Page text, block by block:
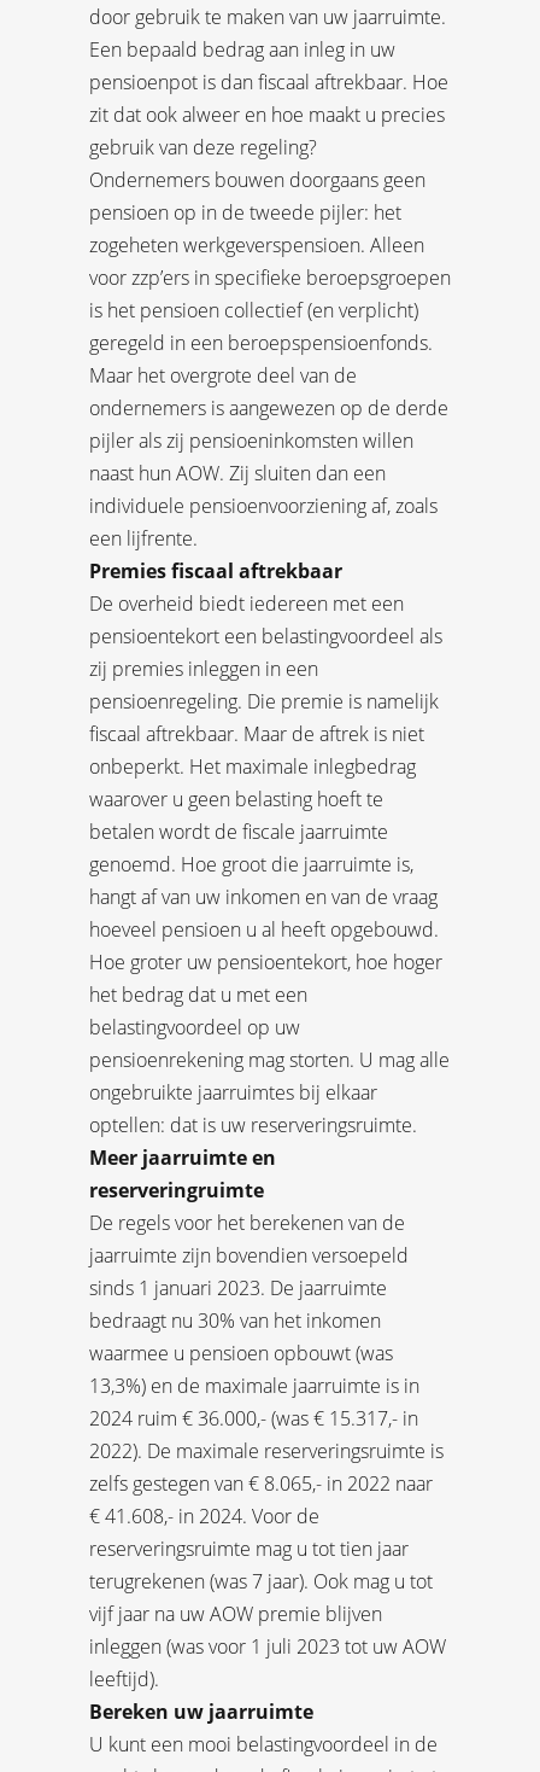
door gebruik te maken van uw jaarruimte.
Een bepaald bedrag aan inleg in uw
pensioenpot is dan fiscaal aftrekbaar. Hoe
zit dat ook alweer en hoe maakt u precies
gebruik van deze regeling?
Ondernemers bouwen doorgaans geen
pensioen op in de tweede pijler: het
zogeheten werkgeverspensioen. Alleen
voor zzp’ers in specifieke beroepsgroepen
is het pensioen collectief (en verplicht)
geregeld in een beroepspensioenfonds.
Maar het overgrote deel van de
ondernemers is aangewezen op de derde
pijler als zij pensioeninkomsten willen
naast hun AOW. Zij sluiten dan een
individuele pensioenvoorziening af, zoals
een lijfrente.
Premies fiscaal aftrekbaar
De overheid biedt iedereen met een
pensioentekort een belastingvoordeel als
zij premies inleggen in een
pensioenregeling. Die premie is namelijk
fiscaal aftrekbaar. Maar de aftrek is niet
onbeperkt. Het maximale inlegbedrag
waarover u geen belasting hoeft te
betalen wordt de fiscale jaarruimte
genoemd. Hoe groot die jaarruimte is,
hangt af van uw inkomen en van de vraag
hoeveel pensioen u al heeft opgebouwd.
Hoe groter uw pensioentekort, hoe hoger
het bedrag dat u met een
belastingvoordeel op uw
pensioenrekening mag storten. U mag alle
ongebruikte jaarruimtes bij elkaar
optellen: dat is uw reserveringsruimte.
Meer jaarruimte en
reserveringruimte
De regels voor het berekenen van de
jaarruimte zijn bovendien versoepeld
sinds 1 januari 2023. De jaarruimte
bedraagt nu 30% van het inkomen
waarmee u pensioen opbouwt (was
13,3%) en de maximale jaarruimte is in
2024 ruim € 36.000,- (was € 15.317,- in
2022). De maximale reserveringsruimte is
zelfs gestegen van € 8.065,- in 2022 naar
€ 41.608,- in 2024. Voor de
reserveringsruimte mag u tot tien jaar
terugrekenen (was 7 jaar). Ook mag u tot
vijf jaar na uw AOW premie blijven
inleggen (was voor 1 juli 2023 tot uw AOW
leeftijd).
Bereken uw jaarruimte
U kunt een mooi belastingvoordeel in de